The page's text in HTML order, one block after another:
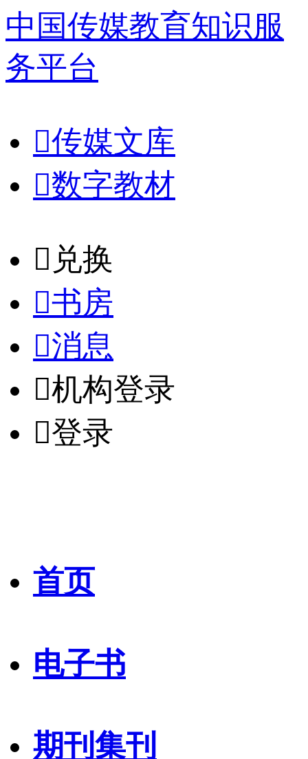
中国传媒教育知识服
务平台
传媒文库
数字教材
𐈈 兑换
书房
消息
机构登录
登录
首页
电子书
期刊集刊